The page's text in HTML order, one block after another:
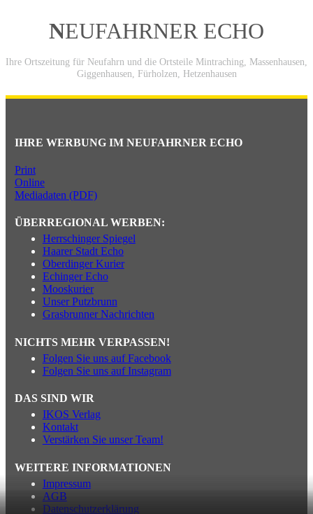
NEUFAHRNER ECHO
Ihre Ortszeitung für Neufahrn und die Ortsteile Mintraching, Massenhausen,
Giggenhausen, Fürholzen, Hetzenhausen
IHRE WERBUNG IM NEUFAHRNER ECHO
Print
Online
Mediadaten (PDF)
ÜBERREGIONAL WERBEN:
Herrschinger Spiegel
Haarer Stadt Echo
Oberdinger Kurier
Echinger Echo
Mooskurier
Unser Putzbrunn
Grasbrunner Nachrichten
NICHTS MEHR VERPASSEN!
Folgen Sie uns auf Facebook
Folgen Sie uns auf Instagram
DAS SIND WIR
IKOS Verlag
Kontakt
Verstärken Sie unser Team!
WEITERE INFORMATIONEN
Impressum
AGB
Datenschutzerklärung